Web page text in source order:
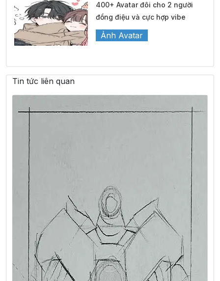
400+ Avatar đôi cho 2 người
đồng điệu và cực hợp vibe
Ảnh Avatar
Tin tức liên quan